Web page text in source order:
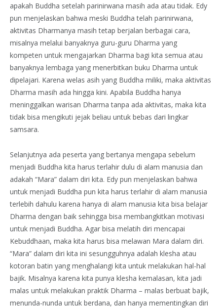
apakah Buddha setelah parinirwana masih ada atau tidak. Edy
pun menjelaskan bahwa meski Buddha telah parinirwana,
aktivitas Dharmanya masih tetap berjalan berbagai cara,
misalnya melalui banyaknya guru-guru Dharma yang
kompeten untuk mengajarkan Dharma bagi kita semua atau
banyaknya lembaga yang menerbitkan buku Dharma untuk
dipelajari. Karena welas asih yang Buddha miliki, maka aktivitas
Dharma masih ada hingga kini. Apabila Buddha hanya
meninggalkan warisan Dharma tanpa ada aktivitas, maka kita
tidak bisa mengikuti jejak beliau untuk bebas dari lingkar
samsara.
Selanjutnya ada peserta yang bertanya mengapa sebelum
menjadi Buddha kita harus terlahir dulu di alam manusia dan
adakah “Mara” dalam diri kita. Edy pun menjelaskan bahwa
untuk menjadi Buddha pun kita harus terlahir di alam manusia
terlebih dahulu karena hanya di alam manusia kita bisa belajar
Dharma dengan baik sehingga bisa membangkitkan motivasi
untuk menjadi Buddha. Agar bisa melatih diri mencapai
Kebuddhaan, maka kita harus bisa melawan Mara dalam diri.
“Mara” dalam diri kita ini sesungguhnya adalah klesha atau
kotoran batin yang menghalangi kita untuk melakukan hal-hal
bajik. Misalnya karena kita punya klesha kemalasan, kita jadi
malas untuk melakukan praktik Dharma – malas berbuat bajik,
menunda-nunda untuk berdana, dan hanya mementingkan diri